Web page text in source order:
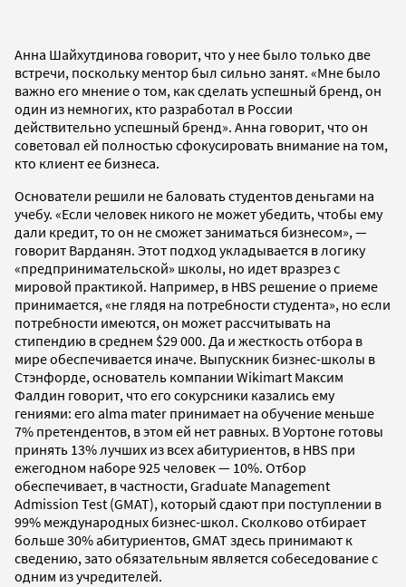
Анна Шайхутдинова говорит, что у нее было только две
встречи, поскольку ментор был сильно занят. «Мне было
важно его мнение о том, как сделать успешный бренд, он
один из немногих, кто разработал в России
действительно успешный бренд». Анна говорит, что он
советовал ей полностью сфокусировать внимание на том,
кто клиент ее бизнеса.
Основатели решили не баловать студентов деньгами на
учебу. «Если человек никого не может убедить, чтобы ему
дали кредит, то он не сможет заниматься бизнесом», —
говорит Варданян. Этот подход укладывается в логику
«предпринимательской» школы, но идет вразрез с
мировой практикой. Например, в HBS решение о приеме
принимается, «не глядя на потребности студента», но если
потребности имеются, он может рассчитывать на
стипендию в среднем $29 000. Да и жесткость отбора в
мире обеспечивается иначе. Выпускник бизнес-школы в
Стэнфорде, основатель компании Wikimart Максим
Фалдин говорит, что его сокурсники казались ему
гениями: его alma mater принимает на обучение меньше
7% претендентов, в этом ей нет равных. В Уортоне готовы
принять 13% лучших из всех абитуриентов, в HBS при
ежегодном наборе 925 человек — 10%. Отбор
обеспечивает, в частности, Graduate Management
Admission Test (GMAT), который сдают при поступлении в
99% международных бизнес-школ. Сколково отбирает
больше 30% абитуриентов, GMAT здесь принимают к
сведению, зато обязательным является собеседование с
одним из учредителей.